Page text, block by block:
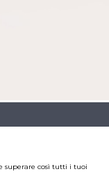
superare così tutti i tuoi